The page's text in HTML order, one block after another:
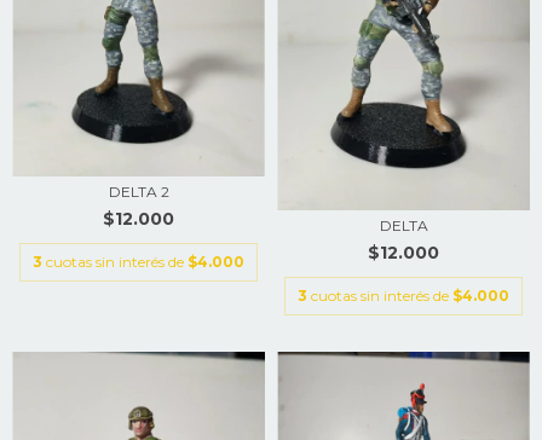
DELTA 2
$12.000
3 cuotas sin interés de $4.000
DELTA
$12.000
3 cuotas sin interés de $4.000